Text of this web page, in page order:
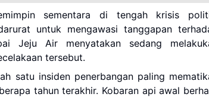
sementara di tengah krisis
untuk mengawasi tanggapan
Jeju Air menyatakan sedang
tersebut.
satu insiden penerbangan paling
tahun terakhir. Kobaran api awal